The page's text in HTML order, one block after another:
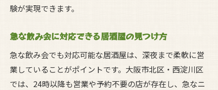
験が実現できます。
急な飲み会に対応できる居酒屋の見つけ方
急な飲み会でも対応可能な居酒屋は、深夜まで柔軟に営
業していることがポイントです。大阪市北区・西淀川区
では、24時以降も営業や予約不要の店が存在し、急なニ